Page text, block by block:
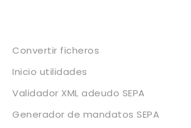
Convertir ficheros
Inicio utilidades
Validador XML adeudo SEPA
Generador de mandatos SEPA